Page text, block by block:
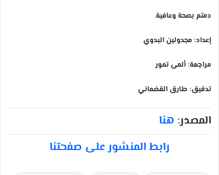
دمتم بصحة وعافية.
إعداد: مجدولين البدوي
مراجعة: ألمى تمور
تدقيق: طارق القضماني
المصدر: هنا
رابط المنشور على صفحتنا